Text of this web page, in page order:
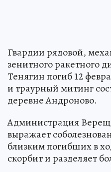
Гвардии рядовой,
зенитного ракетного
Тенягин погиб 12
и траурный митинг
деревне Андроново.
Администрация
выражает
близким погибших в
скорбит и разделяет